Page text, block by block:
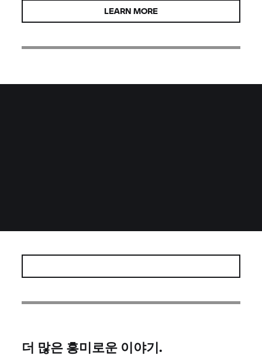
LEARN MORE
더 많은 흥미로운 이야기.